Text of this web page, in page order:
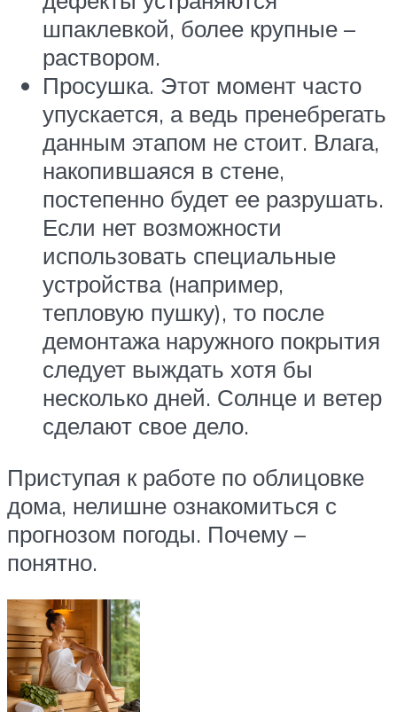
шпаклевкой, более крупные –
раствором.
Просушка. Этот момент часто
упускается, а ведь пренебрегать
данным этапом не стоит. Влага,
накопившаяся в стене,
постепенно будет ее разрушать.
Если нет возможности
использовать специальные
устройства (например,
тепловую пушку), то после
демонтажа наружного покрытия
следует выждать хотя бы
несколько дней. Солнце и ветер
сделают свое дело.
Приступая к работе по облицовке
дома, нелишне ознакомиться с
прогнозом погоды. Почему –
понятно.